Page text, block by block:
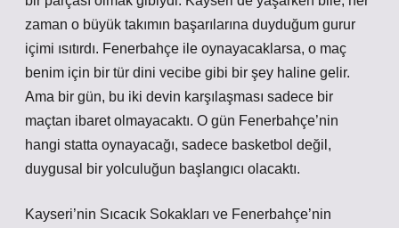
zaman o büyük takımın başarılarına duyduğum gurur
içimi ısıtırdı. Fenerbahçe ile oynayacaklarsa, o maç
benim için bir tür dini vecibe gibi bir şey haline gelir.
Ama bir gün, bu iki devin karşılaşması sadece bir
maçtan ibaret olmayacaktı. O gün Fenerbahçe’nin
hangi statta oynayacağı, sadece basketbol değil,
duygusal bir yolculuğun başlangıcı olacaktı.
Kayseri’nin Sıcacık Sokakları ve Fenerbahçe’nin